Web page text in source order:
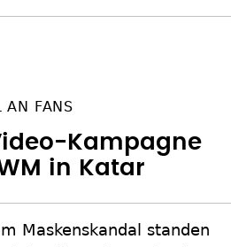
AN FANS
Kampagne
in Katar
Maskenskandal standen